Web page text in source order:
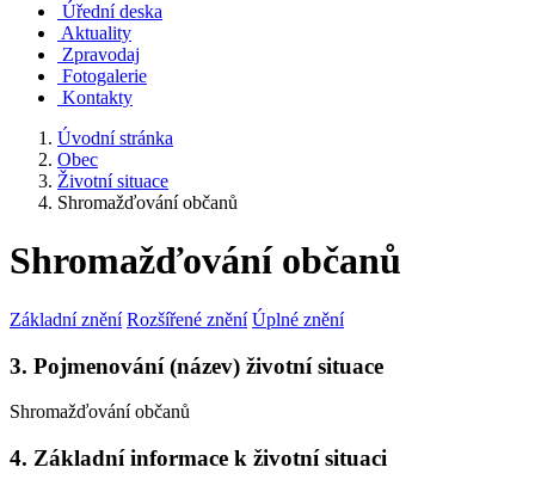
Úřední deska
Aktuality
Zpravodaj
Fotogalerie
Kontakty
Úvodní stránka
Obec
Životní situace
Shromažďování občanů
Shromažďování občanů
Základní znění Rozšířené znění Úplné znění
3. Pojmenování (název) životní situace
Shromažďování občanů
4. Základní informace k životní situaci